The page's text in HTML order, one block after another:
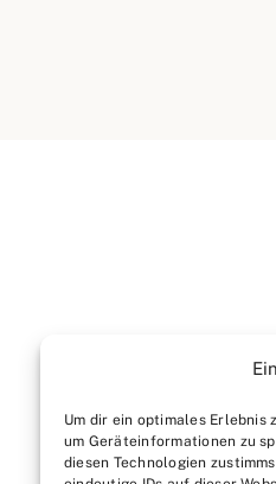
Um dir ein optimales Erlebnis
um Geräteinformationen zu
diesen Technologien